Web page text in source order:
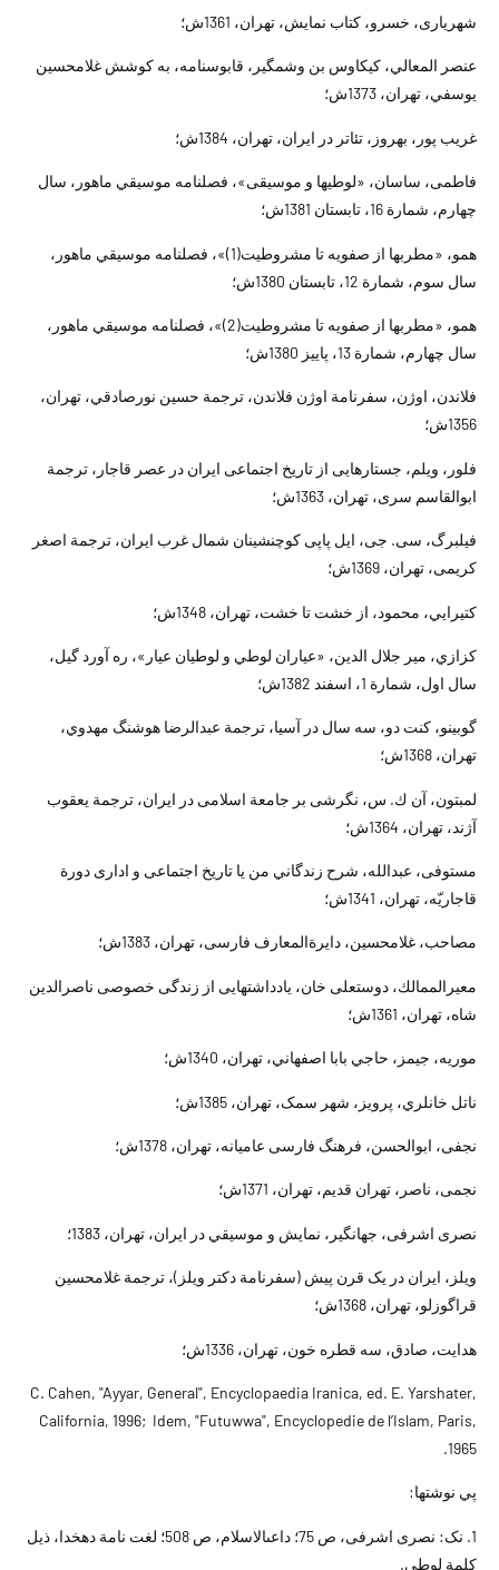
شهريارى، خسرو، كتاب نمايش، تهران، 1361ش؛
عنصر المعالي، کيکاوس بن وشمگير، قابوسنامه، به کوشش غلامحسين
يوسفي، تهران، 1373ش؛
غريب پور، بهروز، تئاتر در ايران، تهران، 1384ش؛
فاطمى، ساسان، «لوطيها و موسيقى»، فصلنامه موسيقي ماهور، سال
چهارم، شمارة 16، تابستان 1381ش؛
همو، «مطربها از صفويه تا مشروطيت(1)»، فصلنامه موسيقي ماهور،
سال سوم، شمارة 12، تابستان 1380ش؛
همو، «مطربها از صفويه تا مشروطيت(2)»، فصلنامه موسيقي ماهور،
سال چهارم، شمارة 13، پاييز 1380ش؛
فلاندن، اوژن، سفرنامة اوژن فلاندن، ترجمة حسين نورصادقي، تهران،
1356ش؛
فلور، ويلم، جستارهايى از تاريخ اجتماعى ايران در عصر قاجار، ترجمة
ابوالقاسم سرى، تهران، 1363ش؛
فيلبرگ، سى. جى، ايل پاپى كوچ‏نشينان شمال غرب ايران، ترجمة اصغر
كريمى، تهران، 1369ش؛
کتيرايي، محمود، از خشت تا خشت، تهران، 1348ش؛
کزازي، مير جلال الدين، «عياران لوطي و لوطيان عيار»، ره آورد گيل،
سال اول، شمارة 1، اسفند 1382ش؛
گوبينو، كنت دو، سه سال در آسيا، ترجمة عبدالرضا هوشنگ مهدوي،
تهران، 1368ش؛
لمبتون، آن ك. س، نگرشى بر جامعة اسلامى در ايران، ترجمة يعقوب
آژند، تهران، 1364ش؛
مستوفى، عبدالله، شرح زندگاني من يا تاريخ اجتماعى و ادارى دورة
قاجاريّه، تهران، 1341ش؛
مصاحب، غلامحسين، دايرةالمعارف فارسى، تهران، 1383ش؛
معيرالممالك، دوست‏على خان، يادداشتهايى از زندگى خصوصى ناصرالدين
شاه، تهران، 1361ش؛
موريه، جيمز، حاجي بابا اصفهاني، تهران، 1340ش؛
ناتل خانلري، پرويز، شهر سمک، تهران، 1385ش؛
نجفى، ابوالحسن، فرهنگ فارسى عاميانه، تهران، 1378ش؛
نجمى، ناصر، تهران قديم، تهران، 1371ش؛
نصرى اشرفى، جهانگير، نمايش و موسيقي در ايران، تهران، 1383؛
ويلز، ايران در يک قرن پيش (سفرنامة دکتر ويلز)، ترجمة غلامحسين
قراگوزلو، تهران، 1368ش؛
هدايت، صادق، سه قطره خون، تهران، 1336ش؛
C. Cahen, "Ayyar, General", Encyclopaedia Iranica, ed. E. Yarshater,
California, 1996; Idem, "Futuwwa", Encyclopedie de l’Islam, Paris,
1965.
پي نوشتها:
1. نک: نصرى اشرفى، ص 75؛ داعى‏الاسلام، ص 508؛ لغت نامة دهخدا، ذيل
کلمة لوطي.